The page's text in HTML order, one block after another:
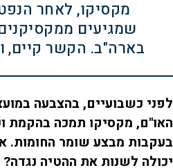
מקסיקו, לאחר
שמגיעים
בארה"ב. הקשר קיים,
לפני כשבועיים, בהצבעה
האו"ם, מקסיקו תמכה בהקמת
בעקבות מבצע שומר
יכולה לשנות את ההטיה נגדה?